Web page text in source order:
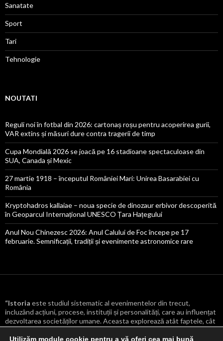
Sanatate
Sport
Tari
Tehnologie
NOUTATI
Reguli noi în fotbal din 2026: cartonaș roșu pentru acoperirea gurii,
VAR extins și măsuri dure contra tragerii de timp
Cupa Mondială 2026 se joacă pe 16 stadioane spectaculoase din
SUA, Canada și Mexic
27 martie 1918 – începutul României Mari: Unirea Basarabiei cu
România
Kryptohadros kallaiae – noua specie de dinozaur erbivor descoperită
în Geoparcul Internațional UNESCO Țara Hațegului
Anul Nou Chinezesc 2026: Anul Calului de Foc începe pe 17
februarie. Semnificații, tradiții și evenimente astronomice rare
“Istoria este studiul sistematic al evenimentelor din trecut,
incluzând acțiuni, procese, instituții și personalități, care au influențat
dezvoltarea societăților umane. Aceasta explorează atât faptele, cât
și cauzele și consecințele lor, oferind o înțelegere mai profundă a
transformărilor culturale, politice, economice și sociale care au
Utilizăm module cookie pentru a vă oferi cea mai bună